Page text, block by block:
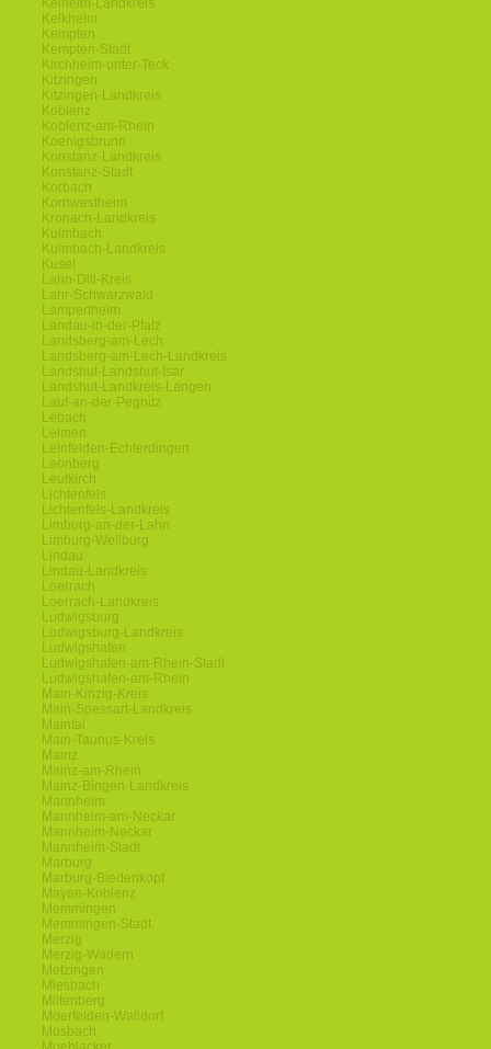
Kelheim-Landkreis
Kelkheim
Kempten
Kempten-Stadt
Kirchheim-unter-Teck
Kitzingen
Kitzingen-Landkreis
Koblenz
Koblenz-am-Rhein
Koenigsbrunn
Konstanz-Landkreis
Konstanz-Stadt
Korbach
Kornwestheim
Kronach-Landkreis
Kulmbach
Kulmbach-Landkreis
Kusel
Lahn-Dill-Kreis
Lahr-Schwarzwald
Lampertheim
Landau-in-der-Pfalz
Landsberg-am-Lech
Landsberg-am-Lech-Landkreis
Landshut-Landshut-Isar
Landshut-Landkreis-Langen
Lauf-an-der-Pegnitz
Lebach
Leimen
Leinfelden-Echterdingen
Leonberg
Leutkirch
Lichtenfels
Lichtenfels-Landkreis
Limburg-an-der-Lahn
Limburg-Weilburg
Lindau
Lindau-Landkreis
Loerrach
Loerrach-Landkreis
Ludwigsburg
Ludwigsburg-Landkreis
Ludwigshafen
Ludwigshafen-am-Rhein-Stadt
Ludwigshafen-am-Rhein
Main-Kinzig-Kreis
Main-Spessart-Landkreis
Maintal
Main-Taunus-Kreis
Mainz
Mainz-am-Rhein
Mainz-Bingen-Landkreis
Mannheim
Mannheim-am-Neckar
Mannheim-Neckar
Mannheim-Stadt
Marburg
Marburg-Biedenkopf
Mayen-Koblenz
Memmingen
Memmingen-Stadt
Merzig
Merzig-Wadern
Metzingen
Miesbach
Miltenberg
Moerfelden-Walldorf
Mosbach